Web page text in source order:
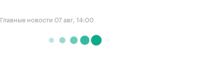
Главные новости 07 авг, 14:00